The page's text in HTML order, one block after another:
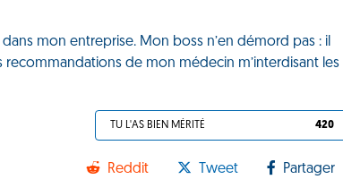
mon entreprise. Mon boss n’en démord pas : il
de mon médecin m’interdisant les
TU L'AS BIEN MÉRITÉ 420
Reddit Tweet Partager